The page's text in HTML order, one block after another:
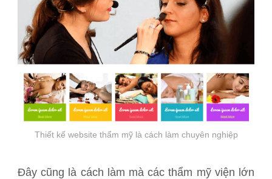
Thiết kế website thẩm mỹ là cách làm chuyên nghiệp
Đây cũng là cách làm mà các thẩm mỹ viện lớn